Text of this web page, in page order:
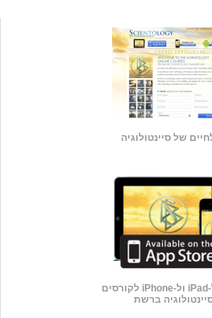
של סיינטולוגיה
אפליקציה ל-iPad ול-iPhone לקורסים
ברשת